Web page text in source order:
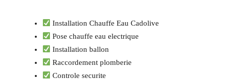
Installation Chauffe Eau Cadolive
Pose chauffe eau electrique
Installation ballon
Raccordement plomberie
Controle securite